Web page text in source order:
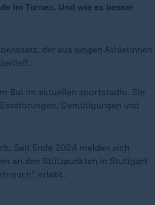
im Turnen. Und wie es besser
der aus jungen Athletinnen
Bui im aktuellen sportstudio. Sie
Demütigungen und
Seit Ende 2024 melden sich
an den Stützpunkten in Stuttgart
erlebt.